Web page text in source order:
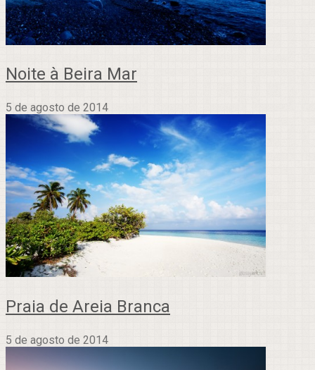
Noite à Beira Mar
5 de agosto de 2014
Praia de Areia Branca
5 de agosto de 2014